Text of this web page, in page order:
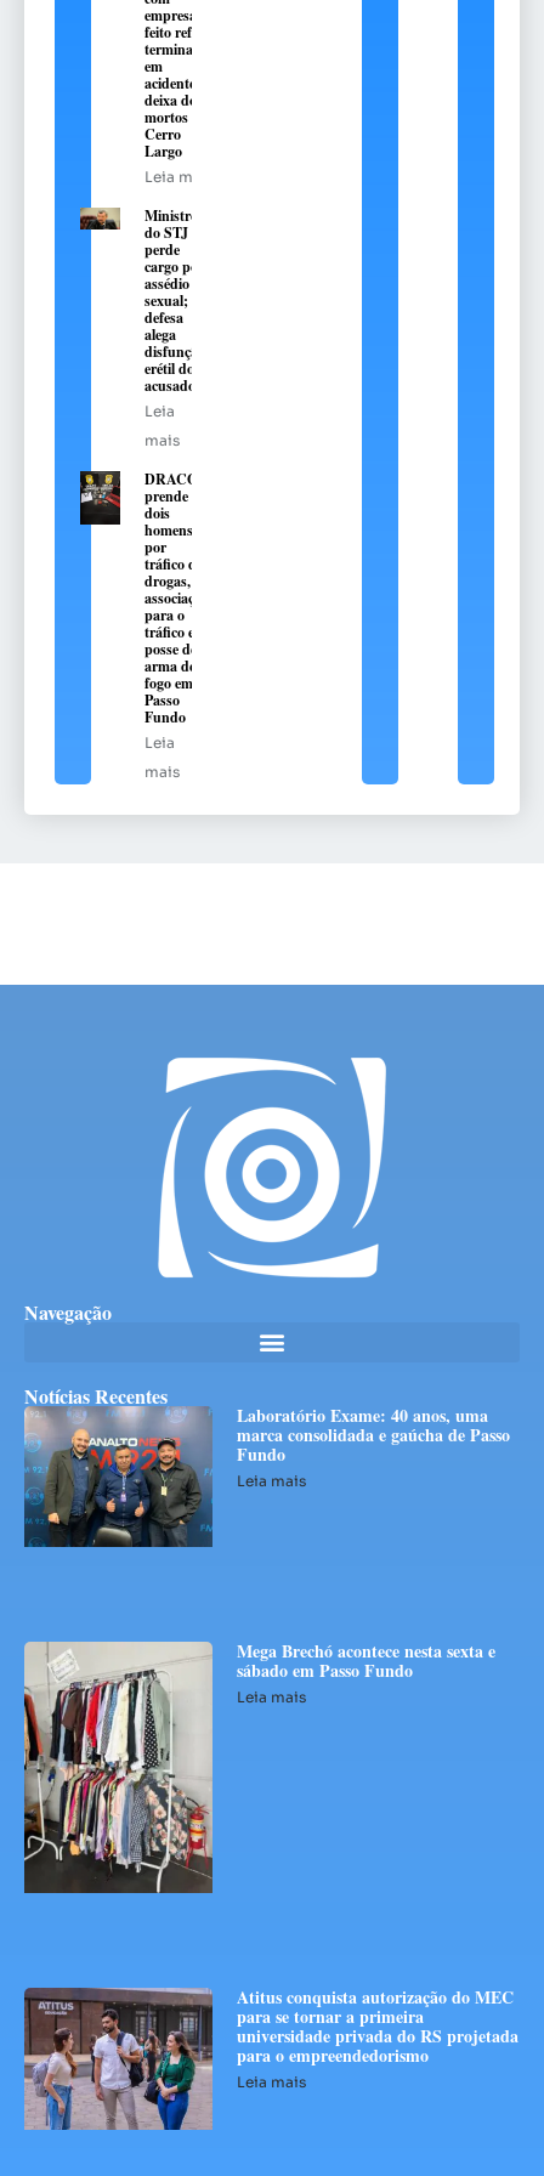
empresário
feito refém
termina
em
acidente e
deixa dois
mortos em
Cerro
Largo
Leia mais
Ministro
do STJ
perde
cargo por
assédio
sexual;
defesa
alega
disfunção
erétil do
acusado
Leia
mais
DRACO
prende
dois
homens
por
tráfico de
drogas,
associação
para o
tráfico e
posse de
arma de
fogo em
Passo
Fundo
Leia
mais
Navegação
Notícias Recentes
Laboratório Exame: 40 anos, uma
marca consolidada e gaúcha de Passo
Fundo
Leia mais
Mega Brechó acontece nesta sexta e
sábado em Passo Fundo
Leia mais
Atitus conquista autorização do MEC
para se tornar a primeira
universidade privada do RS projetada
para o empreendedorismo
Leia mais